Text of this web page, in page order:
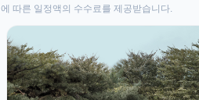
따른 일정액의 수수료를 제공받습니다.